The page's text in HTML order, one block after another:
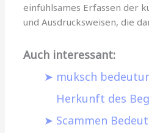
einfühlsames Erfassen der
und Ausdrucksweisen, die
Auch interessant:
muksch
Herkunft des
Scammen